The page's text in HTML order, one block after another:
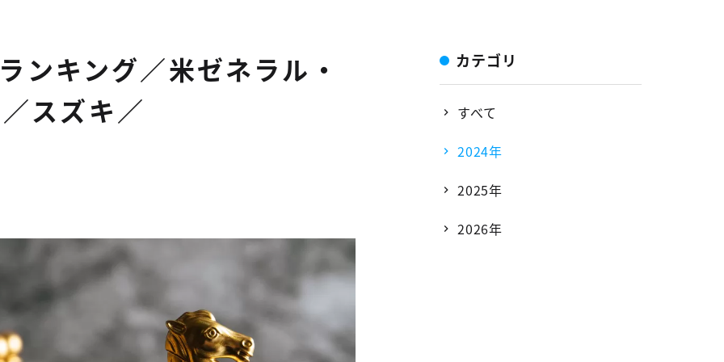
ンキング／米ゼネラル・
スズキ／
カテゴリ
すべて
2024年
2025年
2026年